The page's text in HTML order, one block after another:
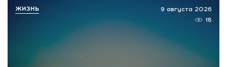
9 августа 2026
18
ЖИЗНЬ